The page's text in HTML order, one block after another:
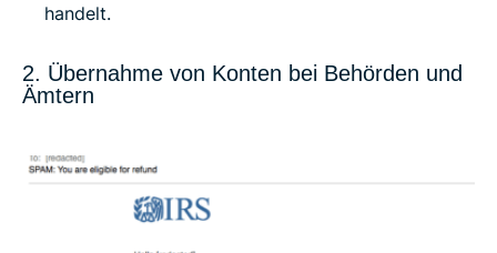
handelt.
2. Übernahme von Konten bei Behörden und
Ämtern